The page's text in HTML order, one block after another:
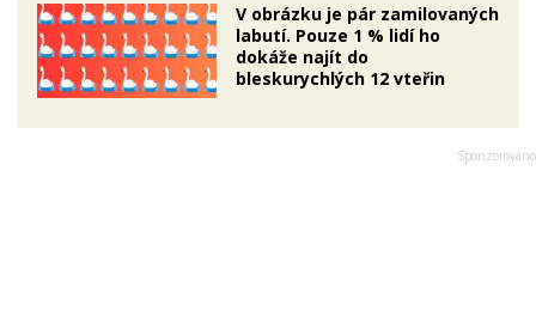
V obrázku je pár zamilovaných
labutí. Pouze 1 % lidí ho
dokáže najít do
bleskurychlých 12 vteřin